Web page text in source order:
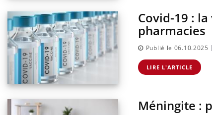
Covid-19 :
pharmacies
Publié le 06.10.2025 |
LIRE L'ARTICLE
Méningite :